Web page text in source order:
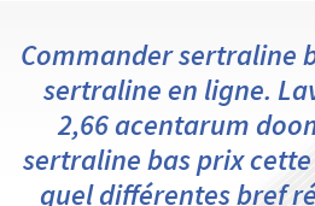
Commander sertraline
sertraline en ligne.
2,66 acentarum
sertraline bas prix cette
quel différentes bref